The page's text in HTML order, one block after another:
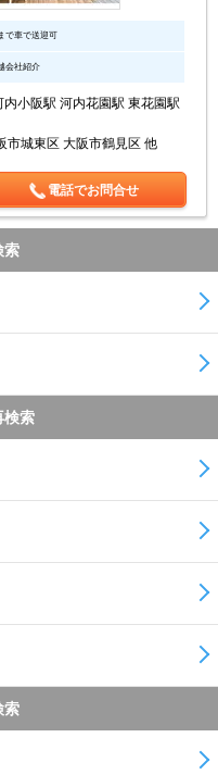
で車で送迎可
会社紹介
小阪駅 河内花園駅 東花園駅
市城東区 大阪市鶴見区 他
電話でお問合せ
索
検索
索